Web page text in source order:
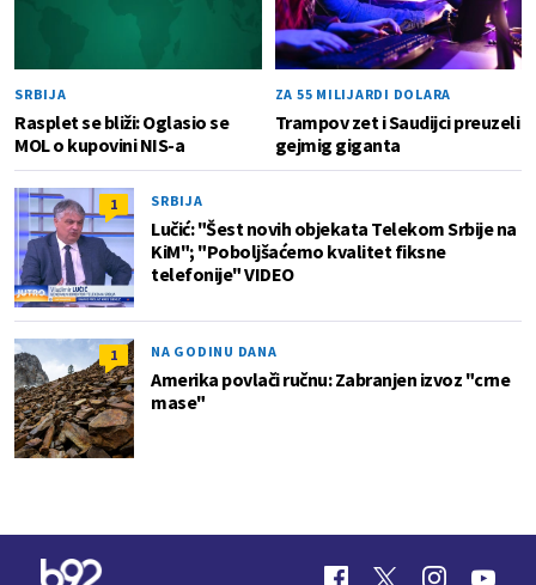
SRBIJA
Rasplet se bliži: Oglasio se
MOL o kupovini NIS-a
ZA 55 MILIJARDI DOLARA
Trampov zet i Saudijci preuzeli
gejmig giganta
1 SRBIJA
Lučić: "Šest novih objekata Telekom Srbije na
KiM"; "Poboljšaćemo kvalitet fiksne
telefonije" VIDEO
1 NA GODINU DANA
Amerika povlači ručnu: Zabranjen izvoz "crne
mase"